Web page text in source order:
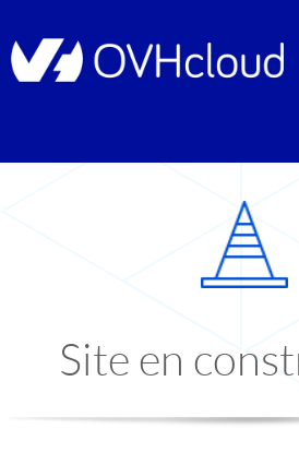
Site en